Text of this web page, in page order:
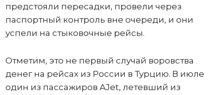
предстояли пересадки, провели через
паспортный контроль вне очереди, и они
успели на стыковочные рейсы.
Отметим, это не первый случай воровства
денег на рейсах из России в Турцию. В июле
один из пассажиров AJet, летевший из